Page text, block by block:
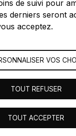
la santé et les
les loisirs,
par la suite à
rejoignent vos
de suivi pour
derniers seront
acceptez.
VOS
TOUT REFUSER
TOUT ACCEPTER
d'actions